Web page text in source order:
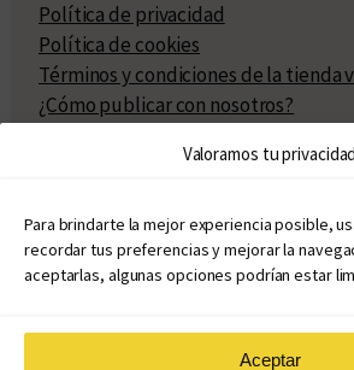
Valoramos tu privacidad
Para brindarte la mejor experiencia posible,
recordar tus preferencias y mejorar la
aceptarlas, algunas opciones podrían estar
Aceptar
Política de privacidad
Política de cookies
Términos y condiciones de la tienda
¿Cómo publicar con nosotros?
Políticas de publicación
Políticas de coedición
Atribuciones